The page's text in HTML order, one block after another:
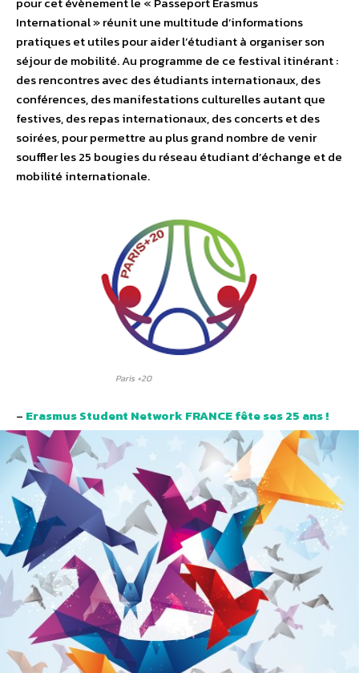
International » réunit une multitude d’informations
pratiques et utiles pour aider l’étudiant à organiser son
séjour de mobilité. Au programme de ce festival itinérant :
des rencontres avec des étudiants internationaux, des
conférences, des manifestations culturelles autant que
festives, des repas internationaux, des concerts et des
soirées, pour permettre au plus grand nombre de venir
souffler les 25 bougies du réseau étudiant d’échange et de
mobilité internationale.
Paris +20
– Erasmus Student Network FRANCE fête ses 25 ans !